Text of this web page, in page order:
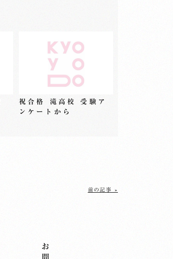
祝合格 滝高校 受験ア
ンケートから
前の記事 »